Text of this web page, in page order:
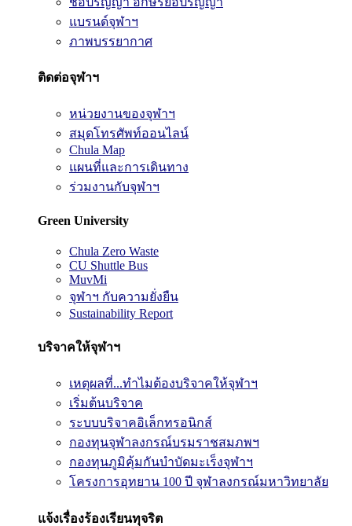
แบรนด์จุฬาฯ
ภาพบรรยากาศ
ติดต่อจุฬาฯ
หน่วยงานของจุฬาฯ
สมุดโทรศัพท์ออนไลน์
Chula Map
แผนที่และการเดินทาง
ร่วมงานกับจุฬาฯ
Green University
Chula Zero Waste
CU Shuttle Bus
MuvMi
จุฬาฯ กับความยั่งยืน
Sustainability Report
บริจาคให้จุฬาฯ
เหตุผลที่...ทำไมต้องบริจาคให้จุฬาฯ
เริ่มต้นบริจาค
ระบบบริจาคอิเล็กทรอนิกส์
กองทุนจุฬาลงกรณ์บรมราชสมภพฯ
กองทุนภูมิคุ้มกันบำบัดมะเร็งจุฬาฯ
โครงการอุทยาน 100 ปี จุฬาลงกรณ์มหาวิทยาลัย
แจ้งเรื่องร้องเรียนทุจริต